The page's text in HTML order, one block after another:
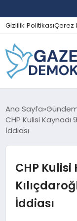
Gizlilik PolitikasıÇerez
GÜNDEM
EKONOMI
SPOR
Ana Sayfa
CHP Kulisi Kaynadı
İddiası
CHP Kulisi
İddiası